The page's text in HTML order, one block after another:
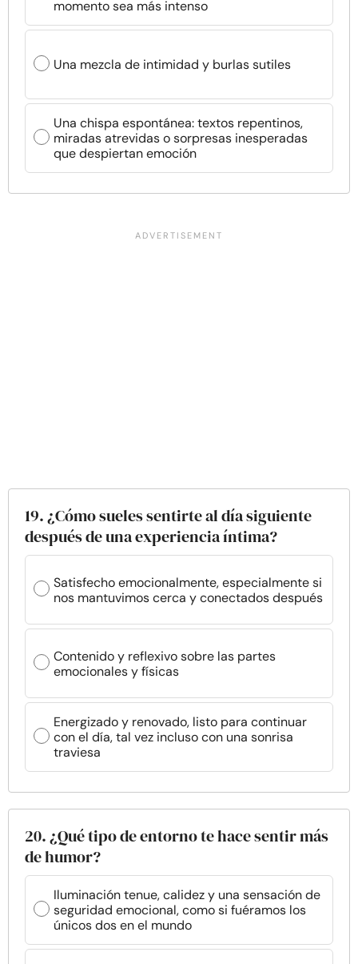
momento sea más intenso
Una mezcla de intimidad y burlas sutiles
Una chispa espontánea: textos repentinos,
miradas atrevidas o sorpresas inesperadas
que despiertan emoción
19. ¿Cómo sueles sentirte al día siguiente
después de una experiencia íntima?
Satisfecho emocionalmente, especialmente si
nos mantuvimos cerca y conectados después
Contenido y reflexivo sobre las partes
emocionales y físicas
Energizado y renovado, listo para continuar
con el día, tal vez incluso con una sonrisa
traviesa
20. ¿Qué tipo de entorno te hace sentir más
de humor?
Iluminación tenue, calidez y una sensación de
seguridad emocional, como si fuéramos los
únicos dos en el mundo